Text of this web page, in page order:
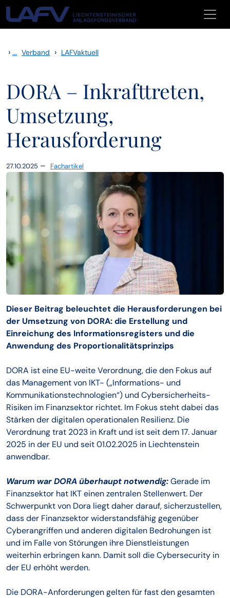
Zum Inhalt springen
›... Verband › LAFVaktuell
DORA – Inkrafttreten,
Umsetzung,
Herausforderung
27.10.2025 – Fachartikel
Dieser Beitrag beleuchtet die Herausforderungen bei
der Umsetzung von DORA: die Erstellung und
Einreichung des Informationsregisters und die
Anwendung des Proportionalitätsprinzips
DORA ist eine EU-weite Verordnung, die den Fokus auf
das Management von IKT- („Informations- und
Kommunikationstechnologien“) und Cybersicherheits-
Risiken im Finanzsektor richtet. Im Fokus steht dabei das
Stärken der digitalen operationalen Resilienz. Die
Verordnung trat 2023 in Kraft und ist seit dem 17. Januar
2025 in der EU und seit 01.02.2025 in Liechtenstein
anwendbar.
Warum war DORA überhaupt notwendig:Gerade im
Finanzsektor hat IKT einen zentralen Stellenwert. Der
Schwerpunkt von Dora liegt daher darauf, sicherzustellen,
dass der Finanzsektor widerstandsfähig gegenüber
Cyberangriffen und anderen digitalen Bedrohungen ist
und im Falle von Störungen ihre Dienstleistungen
weiterhin erbringen kann. Damit soll die Cybersecurity in
der EU erhöht werden.
Die DORA-Anforderungen gelten für fast den gesamten